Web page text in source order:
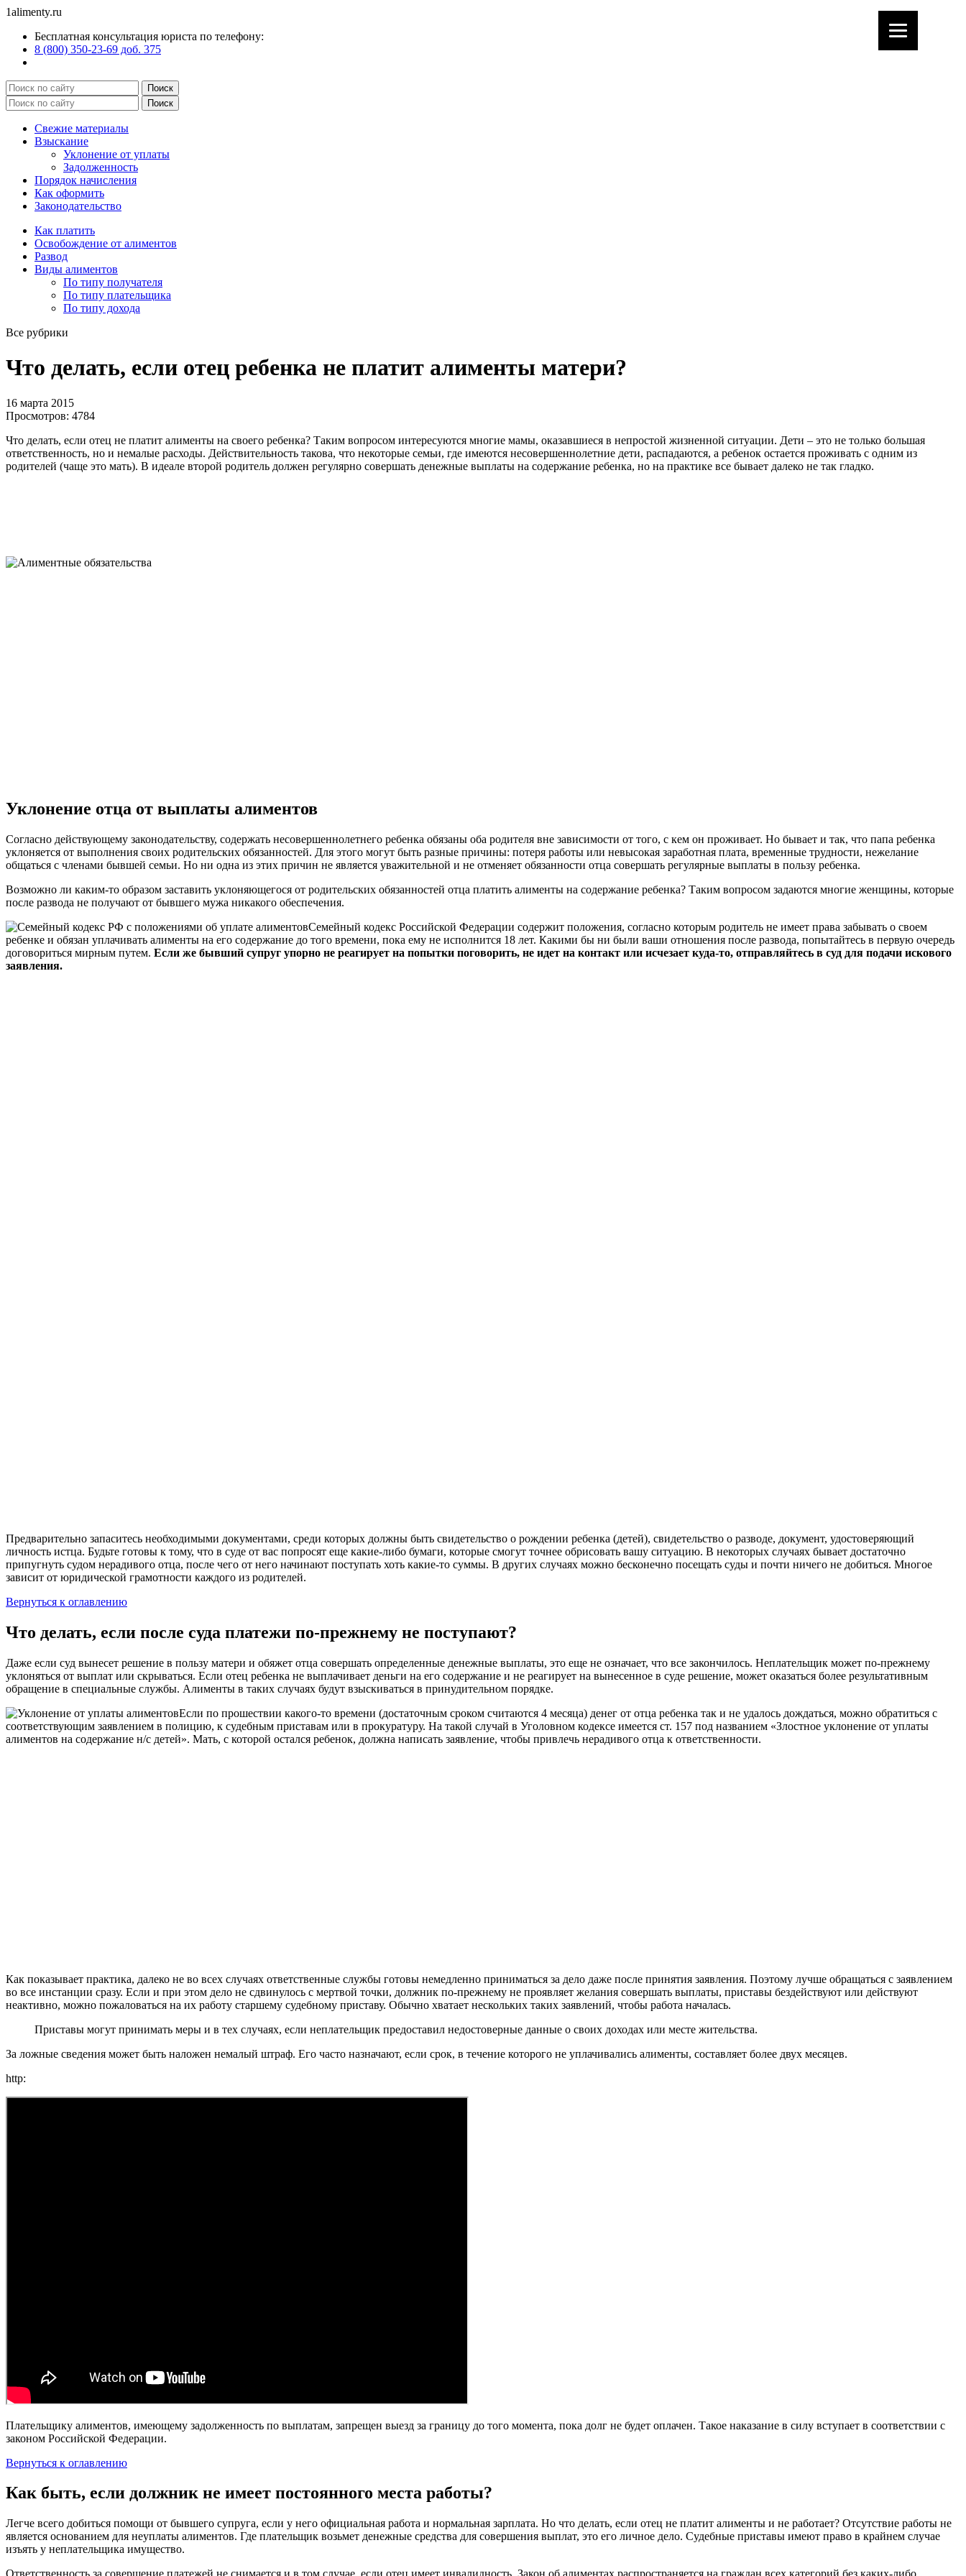
1alimenty.ru
Бесплатная консультация юриста по телефону:
8 (800) 350-23-69 доб. 375
Свежие материалы
Взыскание
Уклонение от уплаты
Задолженность
Порядок начисления
Как оформить
Законодательство
Как платить
Освобождение от алиментов
Развод
Виды алиментов
По типу получателя
По типу плательщика
По типу дохода
Все рубрики
Что делать, если отец ребенка не платит алименты матери?
16 марта 2015
Просмотров: 4784
Что делать, если отец не платит алименты на своего ребенка? Таким вопросом интересуются многие мамы, оказавшиеся в непростой жизненной ситуации. Дети – это не только большая
ответственность, но и немалые расходы. Действительность такова, что некоторые семьи, где имеются несовершеннолетние дети, распадаются, а ребенок остается проживать с одним из
родителей (чаще это мать). В идеале второй родитель должен регулярно совершать денежные выплаты на содержание ребенка, но на практике все бывает далеко не так гладко.
Уклонение отца от выплаты алиментов
Согласно действующему законодательству, содержать несовершеннолетнего ребенка обязаны оба родителя вне зависимости от того, с кем он проживает. Но бывает и так, что папа ребенка
уклоняется от выполнения своих родительских обязанностей. Для этого могут быть разные причины: потеря работы или невысокая заработная плата, временные трудности, нежелание
общаться с членами бывшей семьи. Но ни одна из этих причин не является уважительной и не отменяет обязанности отца совершать регулярные выплаты в пользу ребенка.
Возможно ли каким-то образом заставить уклоняющегося от родительских обязанностей отца платить алименты на содержание ребенка? Таким вопросом задаются многие женщины, которые
после развода не получают от бывшего мужа никакого обеспечения.
Семейный кодекс Российской Федерации содержит положения, согласно которым родитель не имеет права забывать о своем
ребенке и обязан уплачивать алименты на его содержание до того времени, пока ему не исполнится 18 лет. Какими бы ни были ваши отношения после развода, попытайтесь в первую очередь
договориться мирным путем. Если же бывший супруг упорно не реагирует на попытки поговорить, не идет на контакт или исчезает куда-то, отправляйтесь в суд для подачи искового
заявления.
Предварительно запаситесь необходимыми документами, среди которых должны быть свидетельство о рождении ребенка (детей), свидетельство о разводе, документ, удостоверяющий
личность истца. Будьте готовы к тому, что в суде от вас попросят еще какие-либо бумаги, которые смогут точнее обрисовать вашу ситуацию. В некоторых случаях бывает достаточно
припугнуть судом нерадивого отца, после чего от него начинают поступать хоть какие-то суммы. В других случаях можно бесконечно посещать суды и почти ничего не добиться. Многое
зависит от юридической грамотности каждого из родителей.
Вернуться к оглавлению
Что делать, если после суда платежи по-прежнему не поступают?
Даже если суд вынесет решение в пользу матери и обяжет отца совершать определенные денежные выплаты, это еще не означает, что все закончилось. Неплательщик может по-прежнему
уклоняться от выплат или скрываться. Если отец ребенка не выплачивает деньги на его содержание и не реагирует на вынесенное в суде решение, может оказаться более результативным
обращение в специальные службы. Алименты в таких случаях будут взыскиваться в принудительном порядке.
Если по прошествии какого-то времени (достаточным сроком считаются 4 месяца) денег от отца ребенка так и не удалось дождаться, можно обратиться с
соответствующим заявлением в полицию, к судебным приставам или в прокуратуру. На такой случай в Уголовном кодексе имеется ст. 157 под названием «Злостное уклонение от уплаты
алиментов на содержание н/с детей». Мать, с которой остался ребенок, должна написать заявление, чтобы привлечь нерадивого отца к ответственности.
Как показывает практика, далеко не во всех случаях ответственные службы готовы немедленно приниматься за дело даже после принятия заявления. Поэтому лучше обращаться с заявлением
во все инстанции сразу. Если и при этом дело не сдвинулось с мертвой точки, должник по-прежнему не проявляет желания совершать выплаты, приставы бездействуют или действуют
неактивно, можно пожаловаться на их работу старшему судебному приставу. Обычно хватает нескольких таких заявлений, чтобы работа началась.
Приставы могут принимать меры и в тех случаях, если неплательщик предоставил недостоверные данные о своих доходах или месте жительства.
За ложные сведения может быть наложен немалый штраф. Его часто назначают, если срок, в течение которого не уплачивались алименты, составляет более двух месяцев.
http:
Плательщику алиментов, имеющему задолженность по выплатам, запрещен выезд за границу до того момента, пока долг не будет оплачен. Такое наказание в силу вступает в соответствии с
законом Российской Федерации.
Вернуться к оглавлению
Как быть, если должник не имеет постоянного места работы?
Легче всего добиться помощи от бывшего супруга, если у него официальная работа и нормальная зарплата. Но что делать, если отец не платит алименты и не работает? Отсутствие работы не
является основанием для неуплаты алиментов. Где плательщик возьмет денежные средства для совершения выплат, это его личное дело. Судебные приставы имеют право в крайнем случае
изъять у неплательщика имущество.